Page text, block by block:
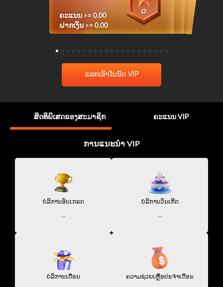
ຄະແນນ >= 0.00
ຝາກເງິນ >= 0.00
ຄະແນນ >= 10,000.00
ຝາກເງິນ >= 1,000.00
ຄະແນນ >= 30,000.00
ຝາກເງິນ >= 3,000.00
ຄະແນນ >= 60,000.00
ຝາກເງິນ >= 6,000.00
ຄະແນນ >= 100,000.00
ຝາກເງິນ >= 10,000.00
ຄະແນນ >= 200,000.00
ຝາກເງິນ >= 20,000.00
ຄະແນນ >= 500,000.00
ຝາກເງິນ >= 50,000.00
ຄະແນນ >= 800,000.00
ຝາກເງິນ >= 80,000.00
ຄະແນນ >= 1,800,000.00
ຝາກເງິນ >= 180,000.00
ຄະແນນ >= 2,800,000.00
ຝາກເງິນ >= 280,000.00
ຄະແນນ >= 3,800,000.00
ຝາກເງິນ >= 380,000.00
ຄະແນນ >= 5,800,000.00
ຝາກເງິນ >= 580,000.00
ຄະແນນ >= 8,800,000.00
ຝາກເງິນ >= 880,000.00
ຄະແນນ >= 12,800,000.00
ຝາກເງິນ >= 1,280,000.00
ຄະແນນ >= 18,800,000.00
ຝາກເງິນ >= 1,880,000.00
ຄະແນນ >= 28,800,000.00
ຝາກເງິນ >= 2,880,000.00
ຄະແນນ >= 48,800,000.00
ຝາກເງິນ >= 4,880,000.00
ຄະແນນ >= 68,800,000.00
ຝາກເງິນ >= 6,880,000.00
ຄະແນນ >= 98,800,000.00
ຝາກເງິນ >= 9,880,000.00
ຄະແນນ >= 150,000,000.00
ຝາກເງິນ >= 15,000,000.00
ຄະແນນ >= 200,000,000.00
ຝາກເງິນ >= 20,000,000.00
ແລກເອົາໂບນັດ VIP
ສິດທິພິເສດຂອງສະມາຊິກ ຄະແນນ VIP
ການແນະນຳ VIP
ບໍລິການອັບເກຣດ
--
ບໍລິການວັນເກີດ
--
ບໍລິການເດືອນ ຄວາມຊ່ວຍເຫຼືອປະຈຳເດືອນ